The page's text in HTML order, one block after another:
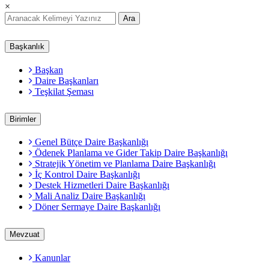
×
Ara
Başkanlık
Başkan
Daire Başkanları
Teşkilat Şeması
Birimler
Genel Bütçe Daire Başkanlığı
Ödenek Planlama ve Gider Takip Daire Başkanlığı
Stratejik Yönetim ve Planlama Daire Başkanlığı
İç Kontrol Daire Başkanlığı
Destek Hizmetleri Daire Başkanlığı
Mali Analiz Daire Başkanlığı
Döner Sermaye Daire Başkanlığı
Mevzuat
Kanunlar